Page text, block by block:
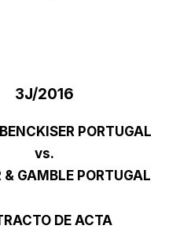
3J/2016
PORTUGAL
vs.
& GAMBLE PORTUGAL
DE ACTA